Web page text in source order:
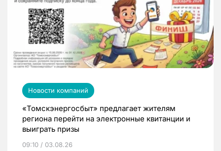
Новости компаний
«Томскэнергосбыт» предлагает жителям
региона перейти на электронные квитанции и
выиграть призы
09:10 / 03.08.26